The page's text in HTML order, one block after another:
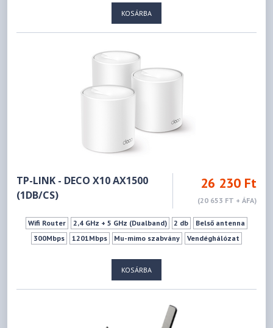
KOSÁRBA
TP-LINK - DECO X10 AX1500
(1DB/CS)
26 230 Ft
(20 653 FT + ÁFA)
Wifi Router 2,4 GHz + 5 GHz (Dualband) 2 db
Belső antenna
300Mbps
1201Mbps Mu-mimo szabvány Vendéghálózat
KOSÁRBA